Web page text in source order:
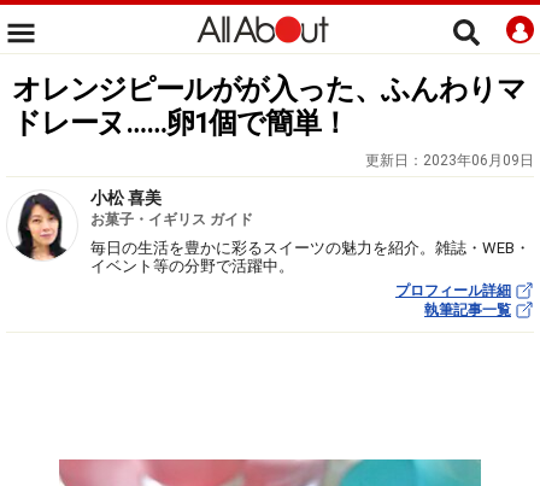
オレンジピールがが入った、ふんわりマ
ドレーヌ……卵1個で簡単！
更新日： 2023年06月09日
小松 喜美
お菓子・イギリス ガイド
毎日の生活を豊かに彩るスイーツの魅力を紹介。雑誌・WEB・
イベント等の分野で活躍中。
プロフィール詳細
執筆記事一覧